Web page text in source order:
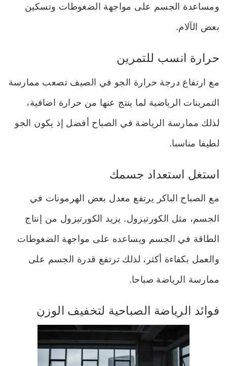
ومساعدة الجسم على مواجهة الضغوطات وتسكين
بعض الآلام.
حرارة انسب للتمرين
مع ارتفاع درجة حرارة الجو في الصيف تصعب ممارسة
التمرينات الرياضية لما ينتج عنها من حرارة اضافية،
لذلك ممارسة الرياضة في الصباح أفضل إذ يكون الجو
لطيفا مناسبا.
استغل استعداد جسمك
مع الصباح الباكر يرتفع معدل بعض الهرمونات في
الجسم، مثل الكورتيزول. يزيد الكورتيزول من إنتاج
الطاقة في الجسم ويساعده على مواجهة الضغوطات
والعمل بكفاءة أكثر، لذلك ترتفع قدرة الجسم على
ممارسة الرياضة صباحا.
فوائد الرياضة الصباحية لتخفيف الوزن